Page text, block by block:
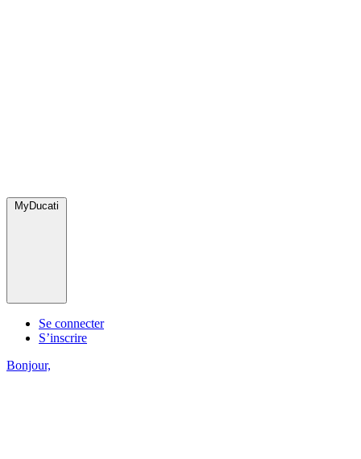
MyDucati
Se connecter
S’inscrire
Bonjour,